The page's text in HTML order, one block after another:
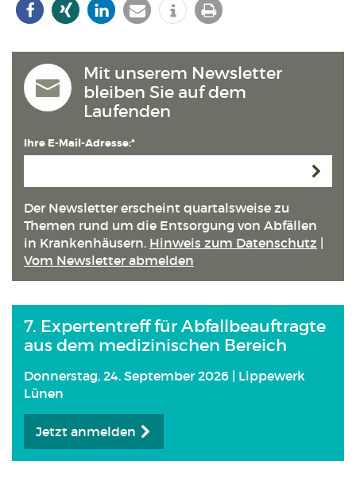
Mit unserem Newsletter
bleiben Sie auf dem
Laufenden
Ihre E-Mail-Adresse:*
Der Newsletter erscheint quartals­weise zu
Themen rund um die Entsorgung von Abfällen
in Kranken­häusern. Hinweis zum Datenschutz
Vom Newsletter abmelden
7. Expertentreff für Abfallbeauftragte
aus dem medizinischen Bereich
Donnerstag, 24. September 2026 | Lippewerk
Lünen
Jetzt anmelden